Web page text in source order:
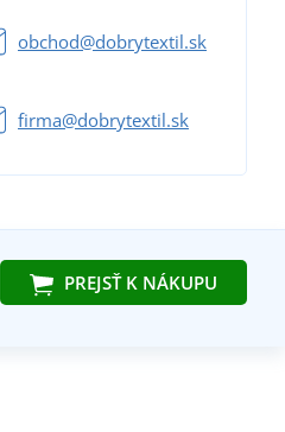
obchod@dobrytextil.sk
firma@dobrytextil.sk
PREJSŤ K NÁKUPU